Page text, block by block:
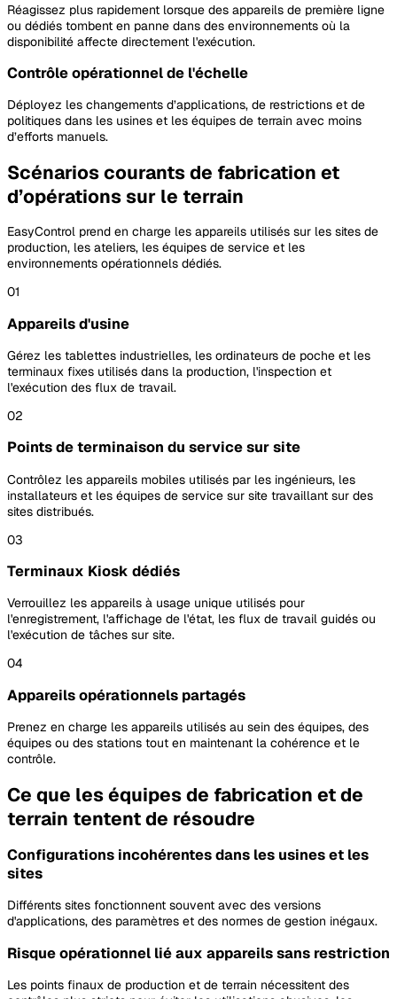
Réagissez plus rapidement lorsque des appareils de première ligne
ou dédiés tombent en panne dans des environnements où la
disponibilité affecte directement l'exécution.
Contrôle opérationnel de l'échelle
Déployez les changements d’applications, de restrictions et de
politiques dans les usines et les équipes de terrain avec moins
d’efforts manuels.
Scénarios courants de fabrication et
d’opérations sur le terrain
EasyControl prend en charge les appareils utilisés sur les sites de
production, les ateliers, les équipes de service et les
environnements opérationnels dédiés.
01
Appareils d'usine
Gérez les tablettes industrielles, les ordinateurs de poche et les
terminaux fixes utilisés dans la production, l'inspection et
l'exécution des flux de travail.
02
Points de terminaison du service sur site
Contrôlez les appareils mobiles utilisés par les ingénieurs, les
installateurs et les équipes de service sur site travaillant sur des
sites distribués.
03
Terminaux Kiosk dédiés
Verrouillez les appareils à usage unique utilisés pour
l'enregistrement, l'affichage de l'état, les flux de travail guidés ou
l'exécution de tâches sur site.
04
Appareils opérationnels partagés
Prenez en charge les appareils utilisés au sein des équipes, des
équipes ou des stations tout en maintenant la cohérence et le
contrôle.
Ce que les équipes de fabrication et de
terrain tentent de résoudre
Configurations incohérentes dans les usines et les
sites
Différents sites fonctionnent souvent avec des versions
d'applications, des paramètres et des normes de gestion inégaux.
Risque opérationnel lié aux appareils sans restriction
Les points finaux de production et de terrain nécessitent des